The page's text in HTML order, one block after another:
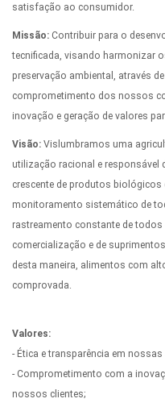
satisfação ao consumidor.
Missão: Contribuir para o
tecnificada, visando harmonizar
preservação ambiental, através
comprometimento dos nossos
inovação e geração de valores
Visão: Vislumbramos uma
utilização racional e
crescente de produtos
monitoramento sistemático de
rastreamento constante de
comercialização e de
desta maneira, alimentos com
comprovada.
Valores:
- Ética e transparência em nossas
- Comprometimento com a
nossos clientes;